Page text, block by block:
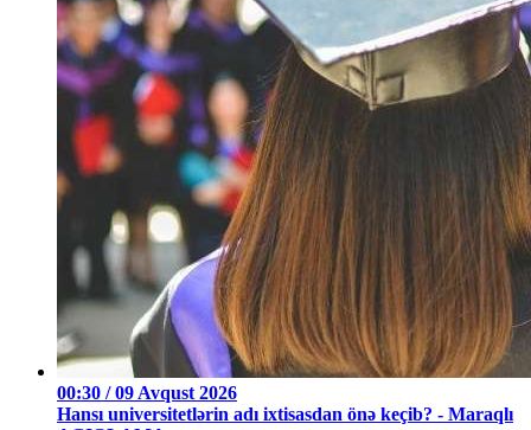
00:30 / 09 Avqust 2026
Hansı universitetlərin adı ixtisasdan önə keçib? - Maraqlı